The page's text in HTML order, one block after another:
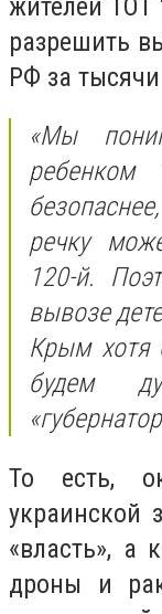
жителей ТОТ
разрешить
РФ за
«Мы
речку
120-й.
вывозе
Крым хотя
будем
То есть,
украинской
«власть», а
дроны и